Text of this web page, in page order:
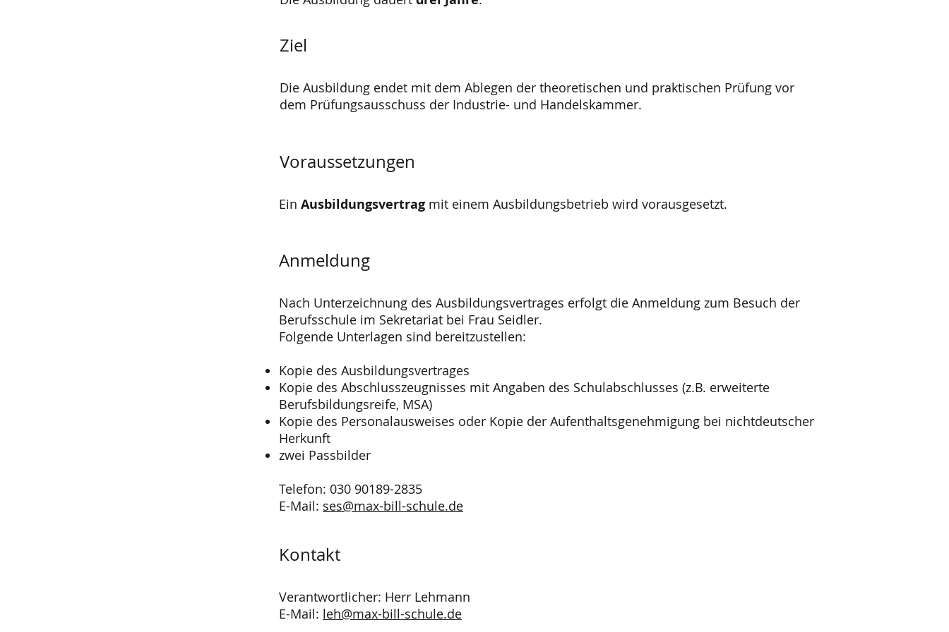
Ziel
Die Ausbildung endet mit dem Ablegen der theoretischen und praktischen Prüfung vor
dem Prüfungsausschuss der Industrie- und Handelskammer.
Voraussetzungen
Ein Ausbildungsvertrag mit einem Ausbildungsbetrieb wird vorausgesetzt.
Anmeldung
Nach Unterzeichnung des Ausbildungsvertrages erfolgt die Anmeldung zum Besuch der
Berufsschule im Sekretariat bei Frau Seidler.
Folgende Unterlagen sind bereitzustellen:
Kopie des Ausbildungsvertrages
Kopie des Abschlusszeugnisses mit Angaben des Schulabschlusses (z.B. erweiterte
Berufsbildungsreife, MSA)
Kopie des Personalausweises oder Kopie der Aufenthaltsgenehmigung bei nichtdeutscher
Herkunft
zwei Passbilder
Telefon: 030 90189-2835
E-Mail: ses@max-bill-schule.de
Kontakt
Verantwortlicher: Herr Lehmann
E-Mail: leh@max-bill-schule.de